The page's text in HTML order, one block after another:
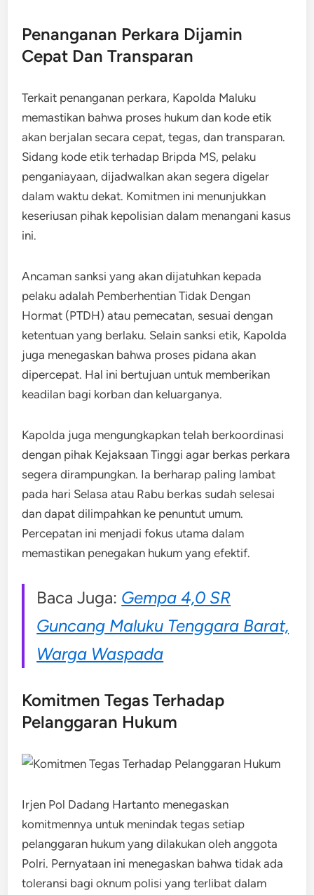
Penanganan Perkara Dijamin
Cepat Dan Transparan
​Terkait penanganan perkara, Kapolda Maluku
memastikan bahwa proses hukum dan kode etik
akan berjalan secara cepat, tegas, dan transparan.​
Sidang kode etik terhadap Bripda MS, pelaku
penganiayaan, dijadwalkan akan segera digelar
dalam waktu dekat. Komitmen ini menunjukkan
keseriusan pihak kepolisian dalam menangani kasus
ini.
Ancaman sanksi yang akan dijatuhkan kepada
pelaku adalah Pemberhentian Tidak Dengan
Hormat (PTDH) atau pemecatan, sesuai dengan
ketentuan yang berlaku. Selain sanksi etik, Kapolda
juga menegaskan bahwa proses pidana akan
dipercepat. Hal ini bertujuan untuk memberikan
keadilan bagi korban dan keluarganya.
Kapolda juga mengungkapkan telah berkoordinasi
dengan pihak Kejaksaan Tinggi agar berkas perkara
segera dirampungkan. Ia berharap paling lambat
pada hari Selasa atau Rabu berkas sudah selesai
dan dapat dilimpahkan ke penuntut umum.
Percepatan ini menjadi fokus utama dalam
memastikan penegakan hukum yang efektif.
Baca Juga: Gempa 4,0 SR
Guncang Maluku Tenggara Barat,
Warga Waspada
Komitmen Tegas Terhadap
Pelanggaran Hukum
Irjen Pol Dadang Hartanto menegaskan
komitmennya untuk menindak tegas setiap
pelanggaran hukum yang dilakukan oleh anggota
Polri. Pernyataan ini menegaskan bahwa tidak ada
toleransi bagi oknum polisi yang terlibat dalam